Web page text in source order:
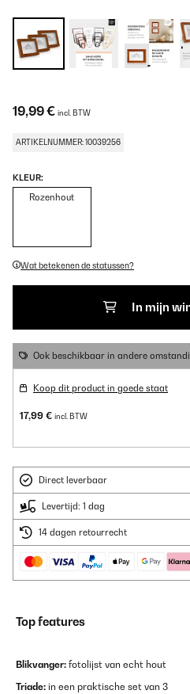
19,99 € incl. BTW
ARTIKELNUMMER: 10039256
KLEUR:
Rozenhout
Wat betekenen de statussen?
In mijn
Ook beschikbaar in andere
Koop dit product in goede staat
17,99 € incl. BTW
Direct leverbaar
Levertijd: 1 dag
14 dagen retourrecht
Top features
Blikvanger: fotolijst van echt hout
Triade: in een praktische set van 3